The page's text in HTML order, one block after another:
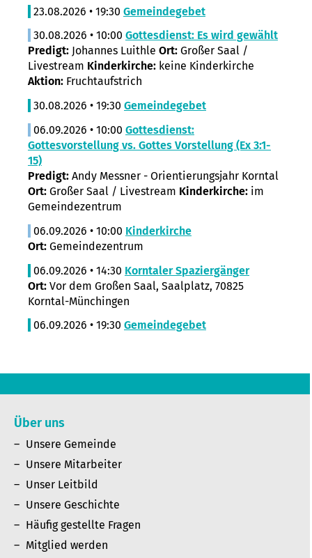
23.08.2026 • 19:30 Gemeindegebet
30.08.2026 • 10:00 Gottesdienst: Es wird gewählt
Predigt: Johannes Luithle Ort: Großer Saal /
Livestream Kinderkirche: keine Kinderkirche
Aktion: Fruchtaufstrich
30.08.2026 • 19:30 Gemeindegebet
06.09.2026 • 10:00 Gottesdienst:
Gottesvorstellung vs. Gottes Vorstellung (Ex 3:1-
15)
Predigt: Andy Messner - Orientierungsjahr Korntal
Ort: Großer Saal / Livestream Kinderkirche: im
Gemeindezentrum
06.09.2026 • 10:00 Kinderkirche
Ort: Gemeindezentrum
06.09.2026 • 14:30 Korntaler Spaziergänger
Ort: Vor dem Großen Saal, Saalplatz, 70825
Korntal-Münchingen
06.09.2026 • 19:30 Gemeindegebet
Über uns
Unsere Gemeinde
Unsere Mitarbeiter
Unser Leitbild
Unsere Geschichte
Häufig gestellte Fragen
Mitglied werden